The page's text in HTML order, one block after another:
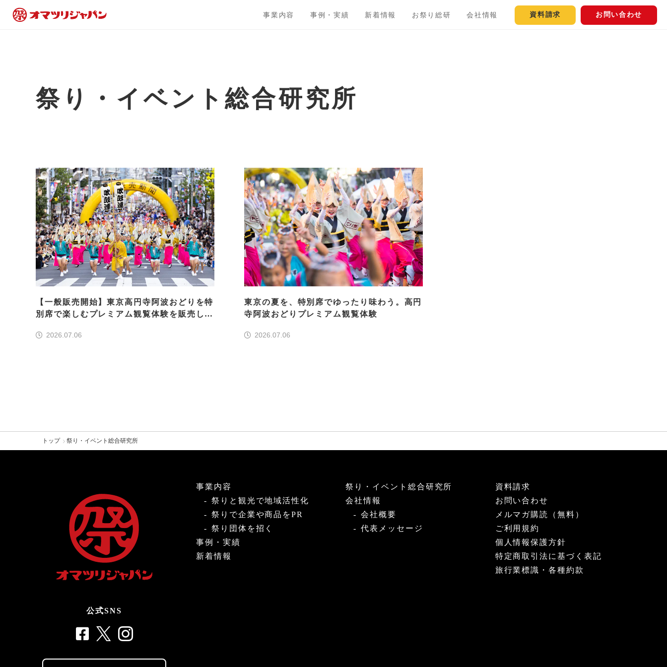
事業内容 事例・実績 新着情報 お祭り総研 会社情報 資料請求 お問い合わせ
祭り・イベント総合研究所
【一般販売開始】東京高円寺阿波おどりを特
別席で楽しむプレミアム観覧体験を販売しま
2026.07.06
東京の夏を、特別席でゆったり味わう。高円
寺阿波おどりプレミアム観覧体験
2026.07.06
トップ 祭り・イベント総合研究所
公式SNS
事業内容
祭りと観光で地域活性化
祭りで企業や商品をPR
祭り団体を招く
事例・実績
新着情報
祭り・イベント総合研究所
会社情報
会社概要
代表メッセージ
資料請求
お問い合わせ
メルマガ購読（無料）
ご利用規約
個人情報保護方針
特定商取引法に基づく表記
旅行業標識・各種約款